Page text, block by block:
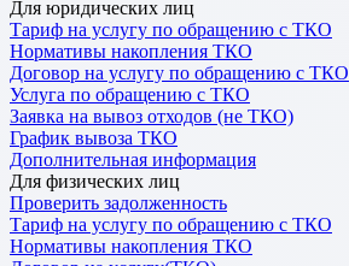
Для юридических лиц
Тариф на услугу по обращению с ТКО
Нормативы накопления ТКО
Договор на услугу по обращению с ТКО
Услуга по обращению с ТКО
Заявка на вывоз отходов (не ТКО)
График вывоза ТКО
Дополнительная информация
Для физических лиц
Проверить задолженность
Тариф на услугу по обращению с ТКО
Нормативы накопления ТКО